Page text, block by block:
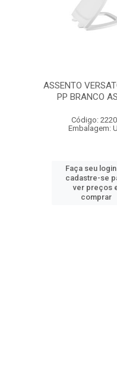
ASSENTO
PP BRANCO
Código:
Embalagem:
Faça seu
cadastre-se
ver preços
comprar